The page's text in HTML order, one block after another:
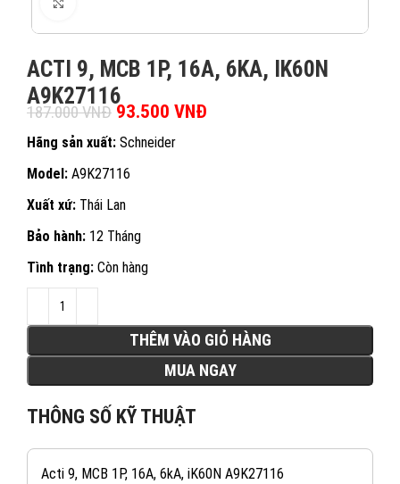
ACTI 9, MCB 1P, 16A, 6KA, IK60N
A9K27116
187.000VNĐ Giá gốc là: 187.000 VNĐ.
93.500 VNĐ
Hãng sản xuất: Schneider
Model: A9K27116
Xuất xứ: Thái Lan
Bảo hành: 12 Tháng
Tình trạng: Còn hàng
THÊM VÀO GIỎ HÀNG
MUA NGAY
THÔNG SỐ KỸ THUẬT
Acti 9, MCB 1P, 16A, 6kA, iK60N A9K27116